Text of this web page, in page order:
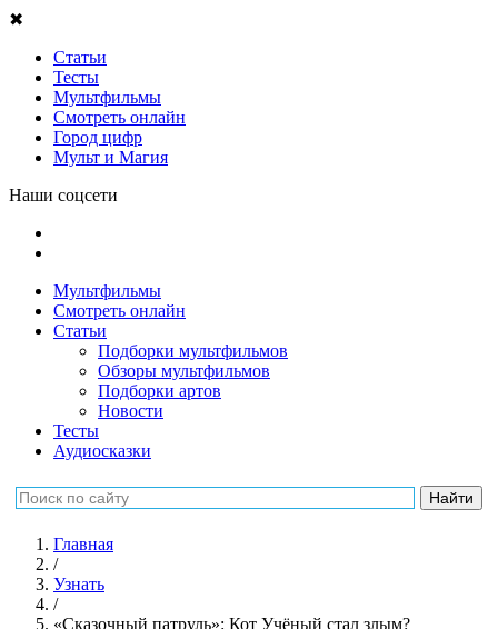
✖
Статьи
Тесты
Мультфильмы
Смотреть онлайн
Город цифр
Мульт и Магия
Наши соцсети
Мультфильмы
Смотреть онлайн
Статьи
Подборки мультфильмов
Обзоры мультфильмов
Подборки артов
Новости
Тесты
Аудиосказки
Главная
/
Узнать
/
«Сказочный патруль»: Кот Учёный стал злым?